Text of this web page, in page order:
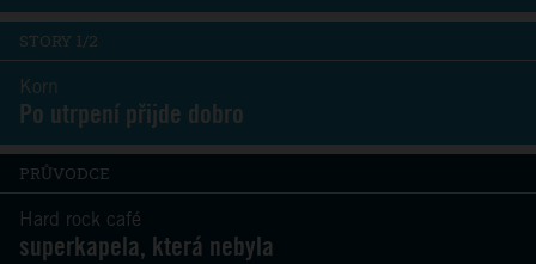
STORY 1/2
Korn
Po utrpení přijde dobro
PRŮVODCE
Hard rock café
superkapela, která nebyla